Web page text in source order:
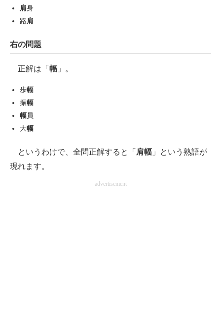
企業向けIT製品の総合サイト
製造業のIT導入・活用を支援
モノづくり技術者専門サイト
エレクトロニクス専門サイト
電子設計の基本と応用
建設×テクノロジーの最前線
肩身
路肩
右の問題
正解は「 幅 」。
歩幅
振幅
幅員
大幅
というわけで、全問正解すると「 肩幅 」という熟語が
現れます。
advertisement